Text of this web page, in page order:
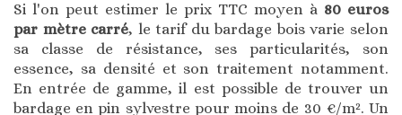
Si l'on peut estimer le prix TTC moyen à 80 euros
par mètre carré, le tarif du bardage bois varie selon
sa classe de résistance, ses particularités, son
essence, sa densité et son traitement notamment.
En entrée de gamme, il est possible de trouver un
bardage en pin sylvestre pour moins de 30 €/m². Un